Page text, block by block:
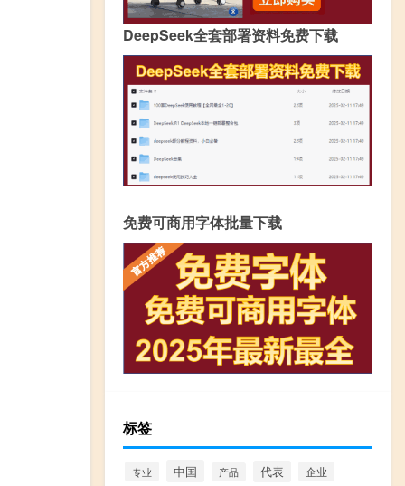
DeepSeek全套部署资料免费下载
免费可商用字体批量下载
标签
专业 中国 产品 代表 企业